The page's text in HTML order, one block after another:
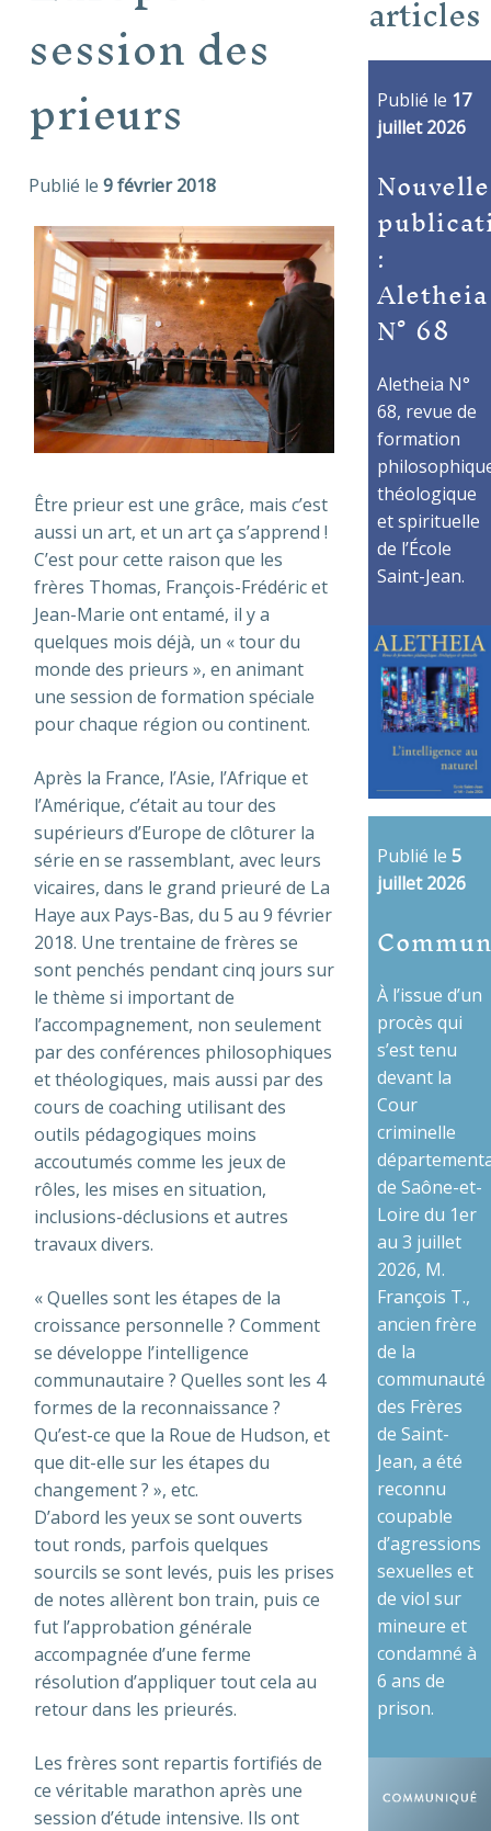
session des
prieurs
Publié le 9 février 2018
Être prieur est une grâce, mais c’est
aussi un art, et un art ça s’apprend !
C’est pour cette raison que les
frères Thomas, François-Frédéric et
Jean-Marie ont entamé, il y a
quelques mois déjà, un « tour du
monde des prieurs », en animant
une session de formation spéciale
pour chaque région ou continent.
Après la France, l’Asie, l’Afrique et
l’Amérique, c’était au tour des
supérieurs d’Europe de clôturer la
série en se rassemblant, avec leurs
vicaires, dans le grand prieuré de La
Haye aux Pays-Bas, du 5 au 9 février
2018. Une trentaine de frères se
sont penchés pendant cinq jours sur
le thème si important de
l’accompagnement, non seulement
par des conférences philosophiques
et théologiques, mais aussi par des
cours de coaching utilisant des
outils pédagogiques moins
accoutumés comme les jeux de
rôles, les mises en situation,
inclusions-déclusions et autres
travaux divers.
« Quelles sont les étapes de la
croissance personnelle ? Comment
se développe l’intelligence
communautaire ? Quelles sont les 4
formes de la reconnaissance ?
Qu’est-ce que la Roue de Hudson, et
que dit-elle sur les étapes du
changement ? », etc.
D’abord les yeux se sont ouverts
tout ronds, parfois quelques
sourcils se sont levés, puis les prises
de notes allèrent bon train, puis ce
fut l’approbation générale
accompagnée d’une ferme
résolution d’appliquer tout cela au
retour dans les prieurés.
Les frères sont repartis fortifiés de
ce véritable marathon après une
session d’étude intensive. Ils ont
articles
Publié le 17
juillet 2026
Nouvelle
:
Aletheia
N° 68
Aletheia N°
68, revue de
formation
théologique
et spirituelle
de l’École
Saint-Jean.
Publié le 5
juillet 2026
À l’issue d’un
procès qui
s’est tenu
devant la
Cour
criminelle
de Saône-et-
Loire du 1er
au 3 juillet
2026, M.
François T.,
ancien frère
de la
communauté
des Frères
de Saint-
Jean, a été
reconnu
coupable
d’agressions
sexuelles et
de viol sur
mineure et
condamné à
6 ans de
prison.